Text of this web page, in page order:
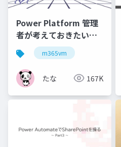
Power Platform 管理
者が考えておきたいこ
と
m365vm
たな 167K